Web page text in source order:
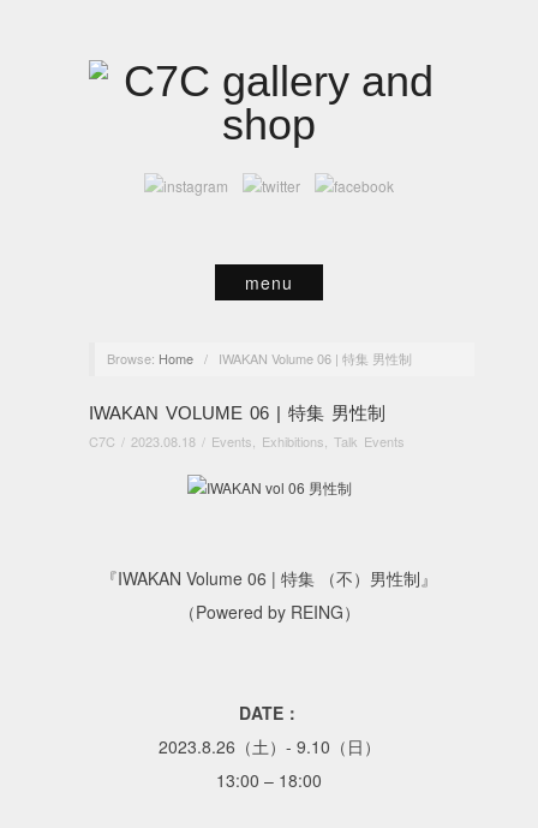
menu
Browse: Home / IWAKAN Volume 06 | 特集 男性制
IWAKAN VOLUME 06 | 特集 男性制
C7C / 2023.08.18 / Events, Exhibitions, Talk Events
『IWAKAN Volume 06 | 特集 （不）男性制』
（Powered by REING）
DATE：
2023.8.26（土）- 9.10（日）
13:00 – 18:00